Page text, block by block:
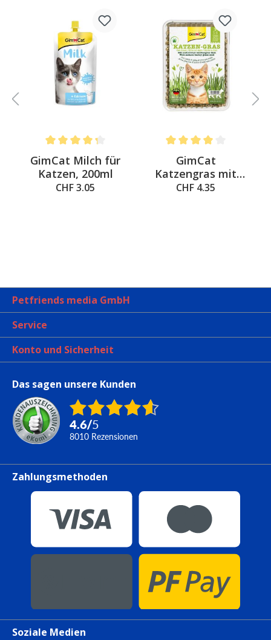
Average rating of 4.3 out of 5 stars
GimCat Milch für
Katzen, 200ml
CHF 3.05
Average rating of 4 out of
GimCat
Katzengras mit
natürlicher
CHF 4.35
Petfriends media GmbH
Service
Konto und Sicherheit
Das sagen unsere Kunden
4.6/5
8010 Rezensionen
Zahlungsmethoden
Soziale Medien